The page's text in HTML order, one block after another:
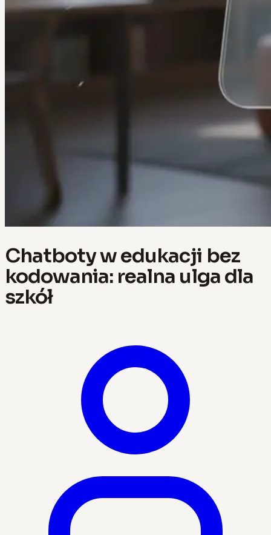
Chatboty w edukacji bez
kodowania: realna ulga dla
szkół